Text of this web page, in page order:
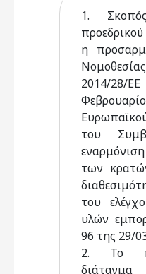
1.
η
2014/
του
των
του
υλών
96 της 29/
2. Το